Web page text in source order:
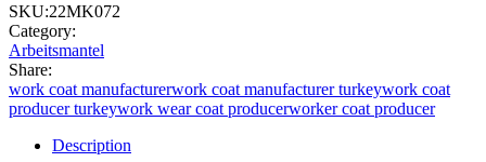
SKU:22MK072
Category:
Arbeitsmantel
Share:
work coat manufacturerwork coat manufacturer turkeywork coat
producer turkeywork wear coat producerworker coat producer
Description